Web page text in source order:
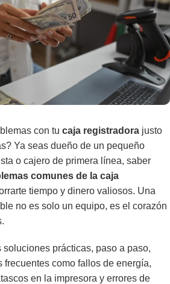
con tu caja registradora justo
Ya seas dueño de un pequeño
o cajero de primera línea, saber
comunes de la caja
tiempo y dinero valiosos. Una
no es solo un equipo, es el corazón
soluciones prácticas, paso a paso,
frecuentes como fallos de energía,
en la impresora y errores de